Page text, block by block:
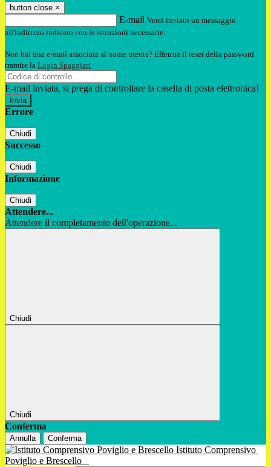
button close ×
E-mail Verrà inviato un messaggio
all'indirizzo indicato con le istruzioni necessarie.
Non hai una e-mail associata al nome utente? Effettua il reset della password
tramite la Login Spaggiari
E-mail inviata, si prega di controllare la casella di posta elettronica!
Errore
Chiudi
Successo
Chiudi
Informazione
Chiudi
Attendere...
Attendere il completamento dell'operazione...
Chiudi
Chiudi
Conferma
Annulla Conferma
Istituto Comprensivo
Poviglio e Brescello